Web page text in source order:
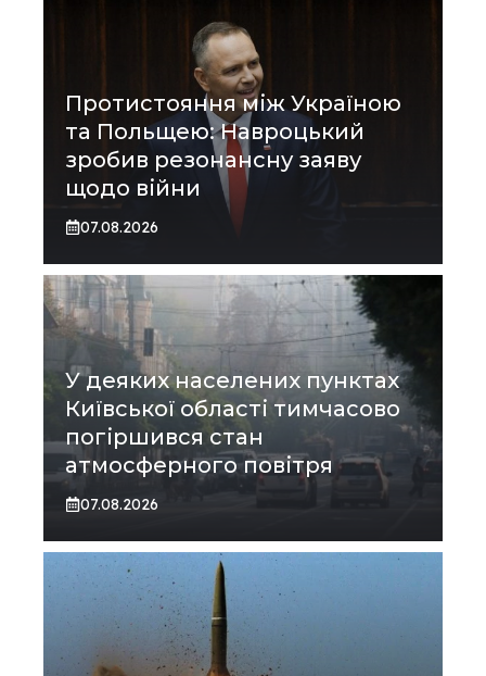
Протистояння між Україною
та Польщею: Навроцький
зробив резонансну заяву
щодо війни
07.08.2026
У деяких населених пунктах
Київської області тимчасово
погіршився стан
атмосферного повітря
07.08.2026